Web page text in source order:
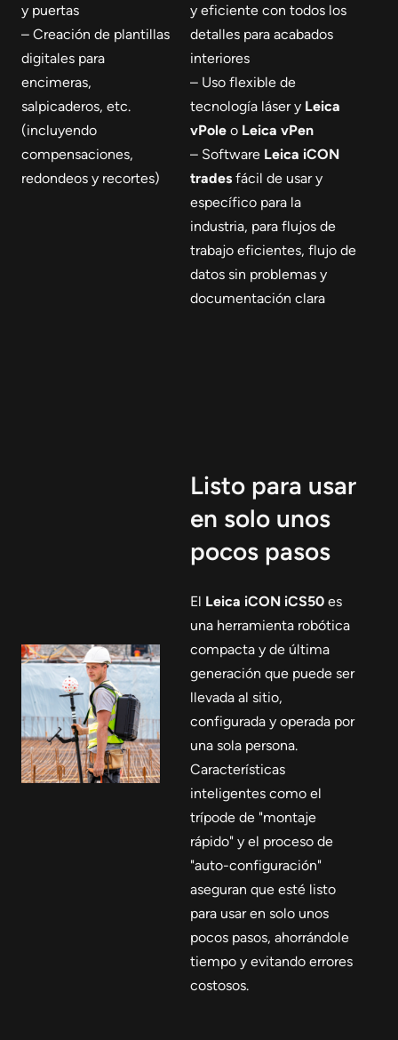
y puertas
– Creación de plantillas
digitales para
encimeras,
salpicaderos, etc.
(incluyendo
compensaciones,
redondeos y recortes)
y eficiente con todos los
detalles para acabados
interiores
– Uso flexible de
tecnología láser y Leica
vPole o Leica vPen
– Software Leica iCON
trades fácil de usar y
específico para la
industria, para flujos de
trabajo eficientes, flujo de
datos sin problemas y
documentación clara
Listo para usar
en solo unos
pocos pasos
El Leica iCON iCS50 es
una herramienta robótica
compacta y de última
generación que puede ser
llevada al sitio,
configurada y operada por
una sola persona.
Características
inteligentes como el
trípode de "montaje
rápido" y el proceso de
"auto-configuración"
aseguran que esté listo
para usar en solo unos
pocos pasos, ahorrándole
tiempo y evitando errores
costosos.